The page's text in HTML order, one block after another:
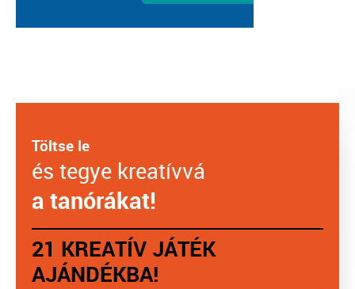
Töltse le
és tegye kreatívvá
a tanórákat!
21 KREATÍV JÁTÉK
AJÁNDÉKBA!